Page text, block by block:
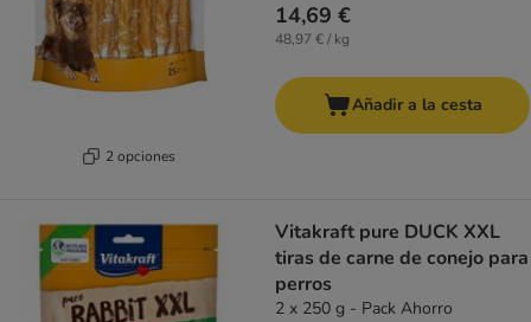
2 opciones
14,69 €
48,97 € / kg
Añadir a la cesta
Vitakraft pure DUCK XXL
tiras de carne de conejo para
perros
2 x 250 g - Pack Ahorro